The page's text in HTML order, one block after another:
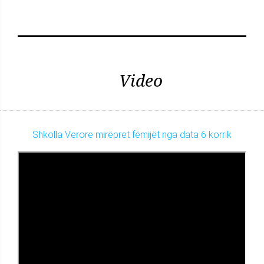
Video
Shkolla Verore mirëpret fëmijët nga data 6 korrik